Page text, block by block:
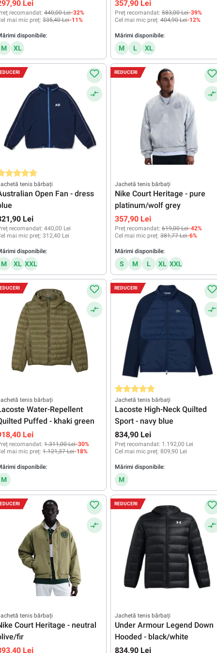
Lei
recomandat: 440,00 Lei-32%
mai mic preț: 335,40 Lei-11%
disponibile:
M XL
357,90 Lei
Preț recomandat: 583,00 Lei-39%
Cel mai mic preț: 404,90 Lei-12%
Mărimi disponibile:
M L XL
medie de 5 din 5 stele
tenis bărbați
Open Fan - dress
Lei
recomandat: 440,00 Lei
mai mic preț: 312,40 Lei
disponibile:
M XL XXL
REDUCERI
Jachetă tenis bărbați
Nike Court Heritage - pure
platinum/wolf grey
357,90 Lei
Preț recomandat: 619,00 Lei-42%
Cel mai mic preț: 381,77 Lei-6%
Mărimi disponibile:
S M L XL XXL
tenis bărbați
Water-Repellent
Puffed - khaki green
Lei
recomandat: 1.311,00 Lei-30%
mai mic preț: 1.121,37 Lei-18%
disponibile:
M
REDUCERI
Evaluarea medie de 5 din 5 stele
Jachetă tenis bărbați
Lacoste High-Neck Quilted
Sport - navy blue
834,90 Lei
Preț recomandat: 1.192,00 Lei
Cel mai mic preț: 809,90 Lei
Mărimi disponibile:
M
tenis bărbați
Court Heritage - neutral
fir
Lei
REDUCERI
Jachetă tenis bărbați
Under Armour Legend Down
Hooded - black/white
834,90 Lei